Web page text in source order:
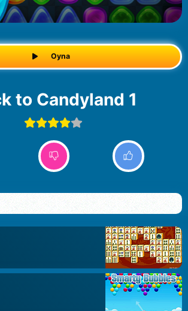
Oyna
to Candyland 1